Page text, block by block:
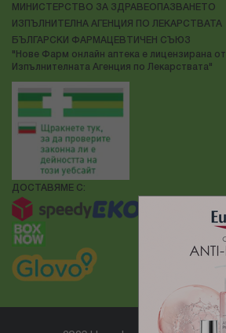
МИНИСТЕРСТВО ЗА ЗДРАВЕОПАЗВАНЕТО
ИЗПЪЛНИТЕЛНА АГЕНЦИЯ ПО ЛЕКАРСТВАТА
БЪЛГАРСКИ ФАРМАЦЕВТИЧЕН СЪЮЗ
"Нове Фарм онлайн аптека е лицензирана от
Изпълнителната Агенция по Лекарствата"
ДОСТАВЯМЕ С: